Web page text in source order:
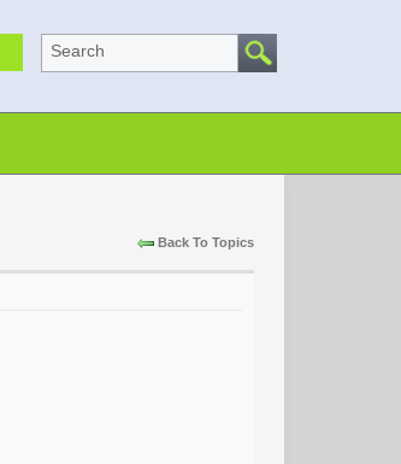
Search
Back To Topics